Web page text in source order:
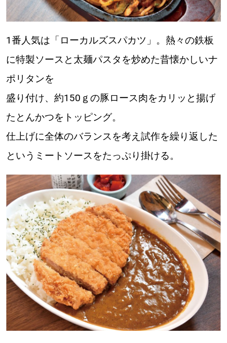
1番人気は「ローカルズスパカツ」。熱々の鉄板
に特製ソースと太麺パスタを炒めた昔懐かしいナ
ポリタンを
盛り付け、約150ｇの豚ロース肉をカリッと揚げ
たとんかつをトッピング。
仕上げに全体のバランスを考え試作を繰り返した
というミートソースをたっぷり掛ける。